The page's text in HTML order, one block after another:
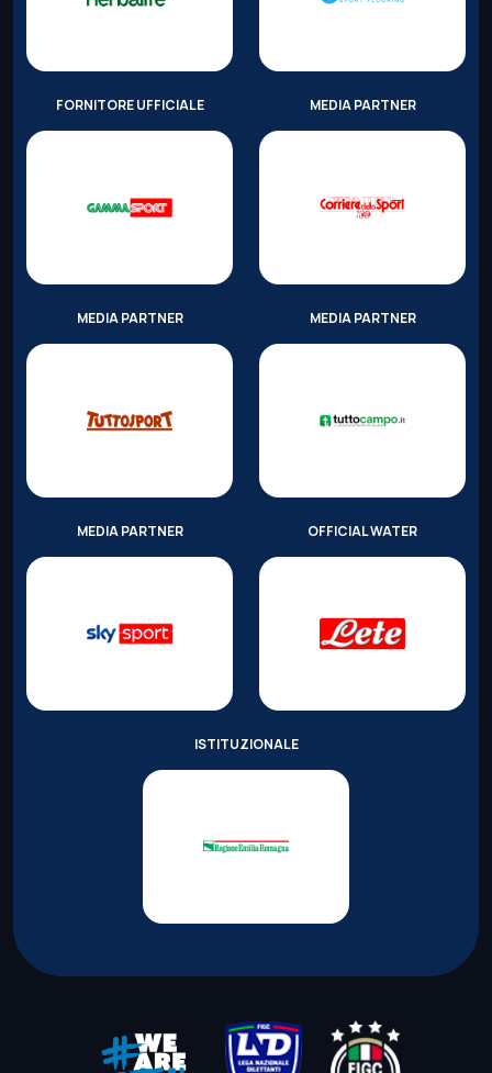
FORNITORE UFFICIALE MEDIA PARTNER
MEDIA PARTNER MEDIA PARTNER
MEDIA PARTNER OFFICIAL WATER
ISTITUZIONALE